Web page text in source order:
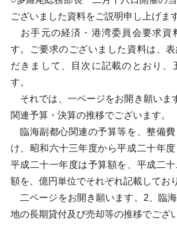
ございました資料をご説明申し上げます
お手元の経済・港湾委員会要求資
す。ご要求のございました資料は、
だきまして、目次に記載のとおり、
す。
それでは、一ページをお開き願いま
関連予算・決算の推移でございます。
臨海副都心関連の予算等を、整備費
け、昭和六十三年度から平成二十年度
平成二十一年度は予算額を、平成二
額を、億円単位でそれぞれ記載してお
二ページをお開き願います。2、臨
地の長期貸付及び売却等の推移でござ